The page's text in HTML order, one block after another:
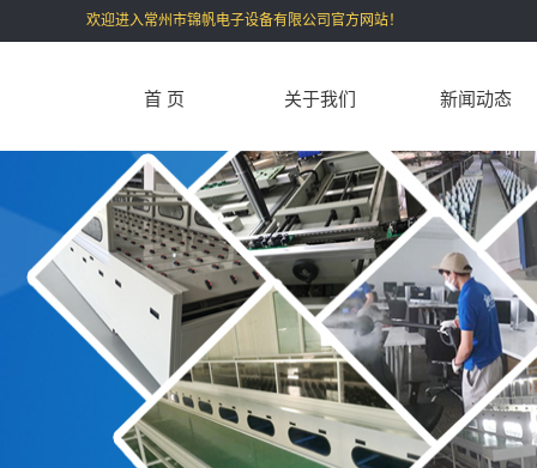
欢迎进入常州市锦帆电子设备有限公司官方网站！
首 页 关于我们
公司简介
联系我们
新闻动态
公司新闻
行业新闻
技术知识